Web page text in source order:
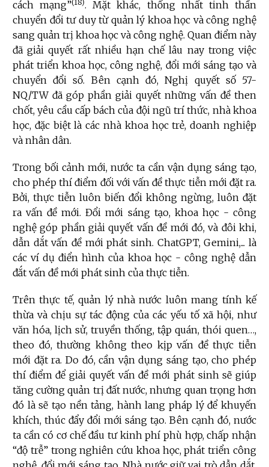
cách mạng”(18). Mặt khác, thống nhất tinh thần
chuyển đổi tư duy từ quản lý khoa học và công nghệ
sang quản trị khoa học và công nghệ. Quan điểm này
đã giải quyết rất nhiều hạn chế lâu nay trong việc
phát triển khoa học, công nghệ, đổi mới sáng tạo và
chuyển đổi số. Bên cạnh đó, Nghị quyết số 57-
NQ/TW đã góp phần giải quyết những vấn đề then
chốt, yêu cầu cấp bách của đội ngũ trí thức, nhà khoa
học, đặc biệt là các nhà khoa học trẻ, doanh nghiệp
và nhân dân.
Trong bối cảnh mới, nước ta cần vận dụng sáng tạo,
cho phép thí điểm đối với vấn đề thực tiễn mới đặt ra.
Bởi, thực tiễn luôn biến đổi không ngừng, luôn đặt
ra vấn đề mới. Đổi mới sáng tạo, khoa học - công
nghệ góp phần giải quyết vấn đề mới đó, và đôi khi,
dẫn dắt vấn đề mới phát sinh. ChatGPT, Gemini,... là
các ví dụ điển hình của khoa học - công nghệ dẫn
đắt vấn đề mới phát sinh của thực tiễn.
Trên thực tế, quản lý nhà nước luôn mang tính kế
thừa và chịu sự tác động của các yếu tố xã hội, như
văn hóa, lịch sử, truyền thống, tập quán, thói quen…,
theo đó, thường không theo kịp vấn đề thực tiễn
mới đặt ra. Do đó, cần vận dụng sáng tạo, cho phép
thí điểm để giải quyết vấn đề mới phát sinh sẽ giúp
tăng cường quản trị đất nước, nhưng quan trọng hơn
đó là sẽ tạo nền tảng, hành lang pháp lý để khuyến
khích, thúc đẩy đổi mới sáng tạo. Bên cạnh đó, nước
ta cần có cơ chế đầu tư kinh phí phù hợp, chấp nhận
“độ trễ” trong nghiên cứu khoa học, phát triển công